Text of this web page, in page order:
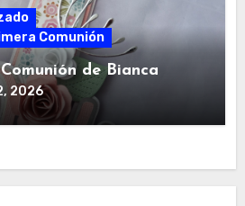
Comunión
de Bianca
2026